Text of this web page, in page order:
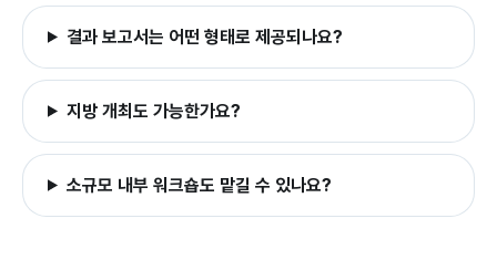
결과 보고서는 어떤 형태로 제공되나요?
지방 개최도 가능한가요?
소규모 내부 워크숍도 맡길 수 있나요?